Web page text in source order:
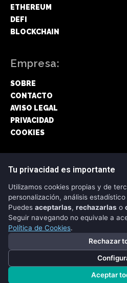
ETHEREUM
DEFI
BLOCKCHAIN
Empresa:
SOBRE
CONTACTO
AVISO LEGAL
PRIVACIDAD
COOKIES
Síguenos:
FACEBOOK
TWITTER
Tu privacidad es importante
Utilizamos cookies propias y de
personalización, análisis
Puedes aceptarlas, rechazarlas o
Seguir navegando no equivale a
Política de Cookies.
Rechazar
Aceptar